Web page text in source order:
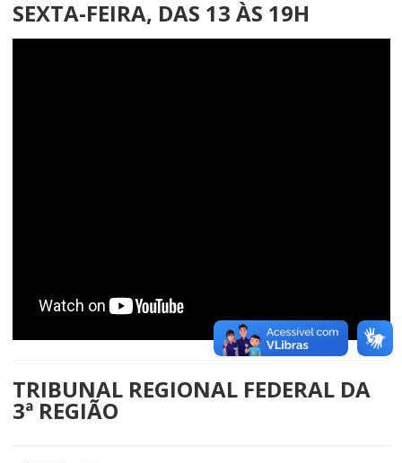
SEXTA-FEIRA, DAS 13 ÀS 19H
TRIBUNAL REGIONAL FEDERAL DA
3ª REGIÃO